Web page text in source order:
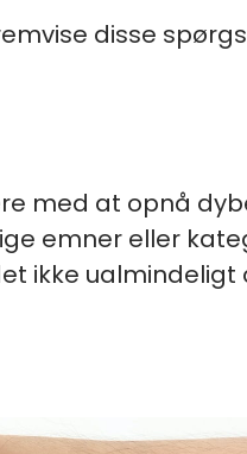
disse
med at opnå
emner eller
ikke ualmindeligt